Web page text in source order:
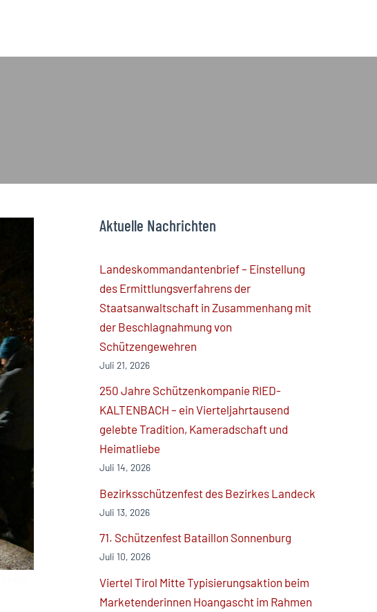
Aktuelle Nachrichten
Landeskommandantenbrief – Einstellung
des Ermittlungsverfahrens der
Staatsanwaltschaft in Zusammenhang mit
der Beschlagnahmung von
Schützengewehren
Juli 21, 2026
250 Jahre Schützenkompanie RIED-
KALTENBACH – ein Vierteljahrtausend
gelebte Tradition, Kameradschaft und
Heimatliebe
Juli 14, 2026
Bezirksschützenfest des Bezirkes Landeck
Juli 13, 2026
71. Schützenfest Bataillon Sonnenburg
Juli 10, 2026
Viertel Tirol Mitte Typisierungsaktion beim
Marketenderinnen Hoangascht im Rahmen